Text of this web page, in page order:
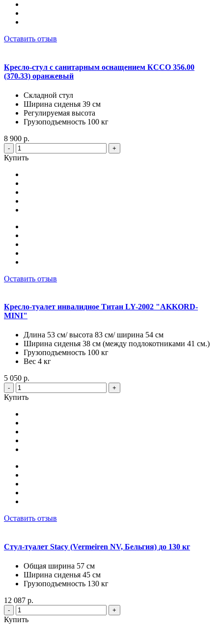
Оставить отзыв
Кресло-стул с санитарным оснащением КССО 356.00
(370.33) оранжевый
Складной стул
Ширина сиденья 39 см
Регулируемая высота
Грузоподъемность 100 кг
8 900 р.
- +
Купить
Оставить отзыв
Кресло-туалет инвалидное Титан LY-2002 "AKKORD-
MINI"
Длина 53 см/ высота 83 см/ ширина 54 см
Ширина сиденья 38 см (между подлокотниками 41 см.)
Грузоподъемность 100 кг
Вес 4 кг
5 050 р.
- +
Купить
Оставить отзыв
Стул-туалет Stacy (Vermeiren NV, Бельгия) до 130 кг
Общая ширина 57 см
Ширина сиденья 45 см
Грузоподъемность 130 кг
12 087 р.
- +
Купить